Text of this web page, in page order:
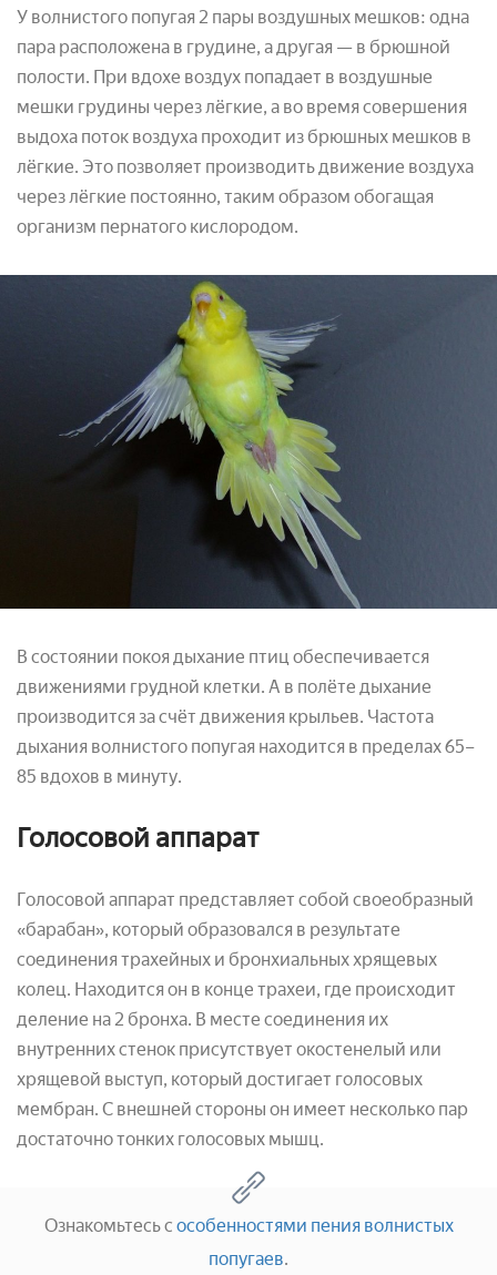
У волнистого попугая 2 пары воздушных мешков: одна
пара расположена в грудине, а другая — в брюшной
полости. При вдохе воздух попадает в воздушные
мешки грудины через лёгкие, а во время совершения
выдоха поток воздуха проходит из брюшных мешков в
лёгкие. Это позволяет производить движение воздуха
через лёгкие постоянно, таким образом обогащая
организм пернатого кислородом.
В состоянии покоя дыхание птиц обеспечивается
движениями грудной клетки. А в полёте дыхание
производится за счёт движения крыльев. Частота
дыхания волнистого попугая находится в пределах 65–
85 вдохов в минуту.
Голосовой аппарат
Голосовой аппарат представляет собой своеобразный
«барабан», который образовался в результате
соединения трахейных и бронхиальных хрящевых
колец. Находится он в конце трахеи, где происходит
деление на 2 бронха. В месте соединения их
внутренних стенок присутствует окостенелый или
хрящевой выступ, который достигает голосовых
мембран. С внешней стороны он имеет несколько пар
достаточно тонких голосовых мышц.
Ознакомьтесь с особенностями пения волнистых
попугаев.